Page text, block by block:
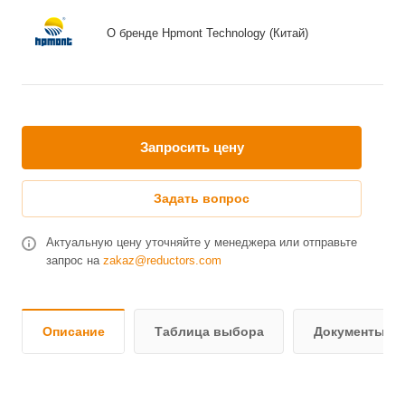
О бренде Hpmont Technology (Китай)
Запросить цену
Задать вопрос
Актуальную цену уточняйте у менеджера или отправьте
запрос на zakaz@reductors.com
Описание Таблица выбора Документы и